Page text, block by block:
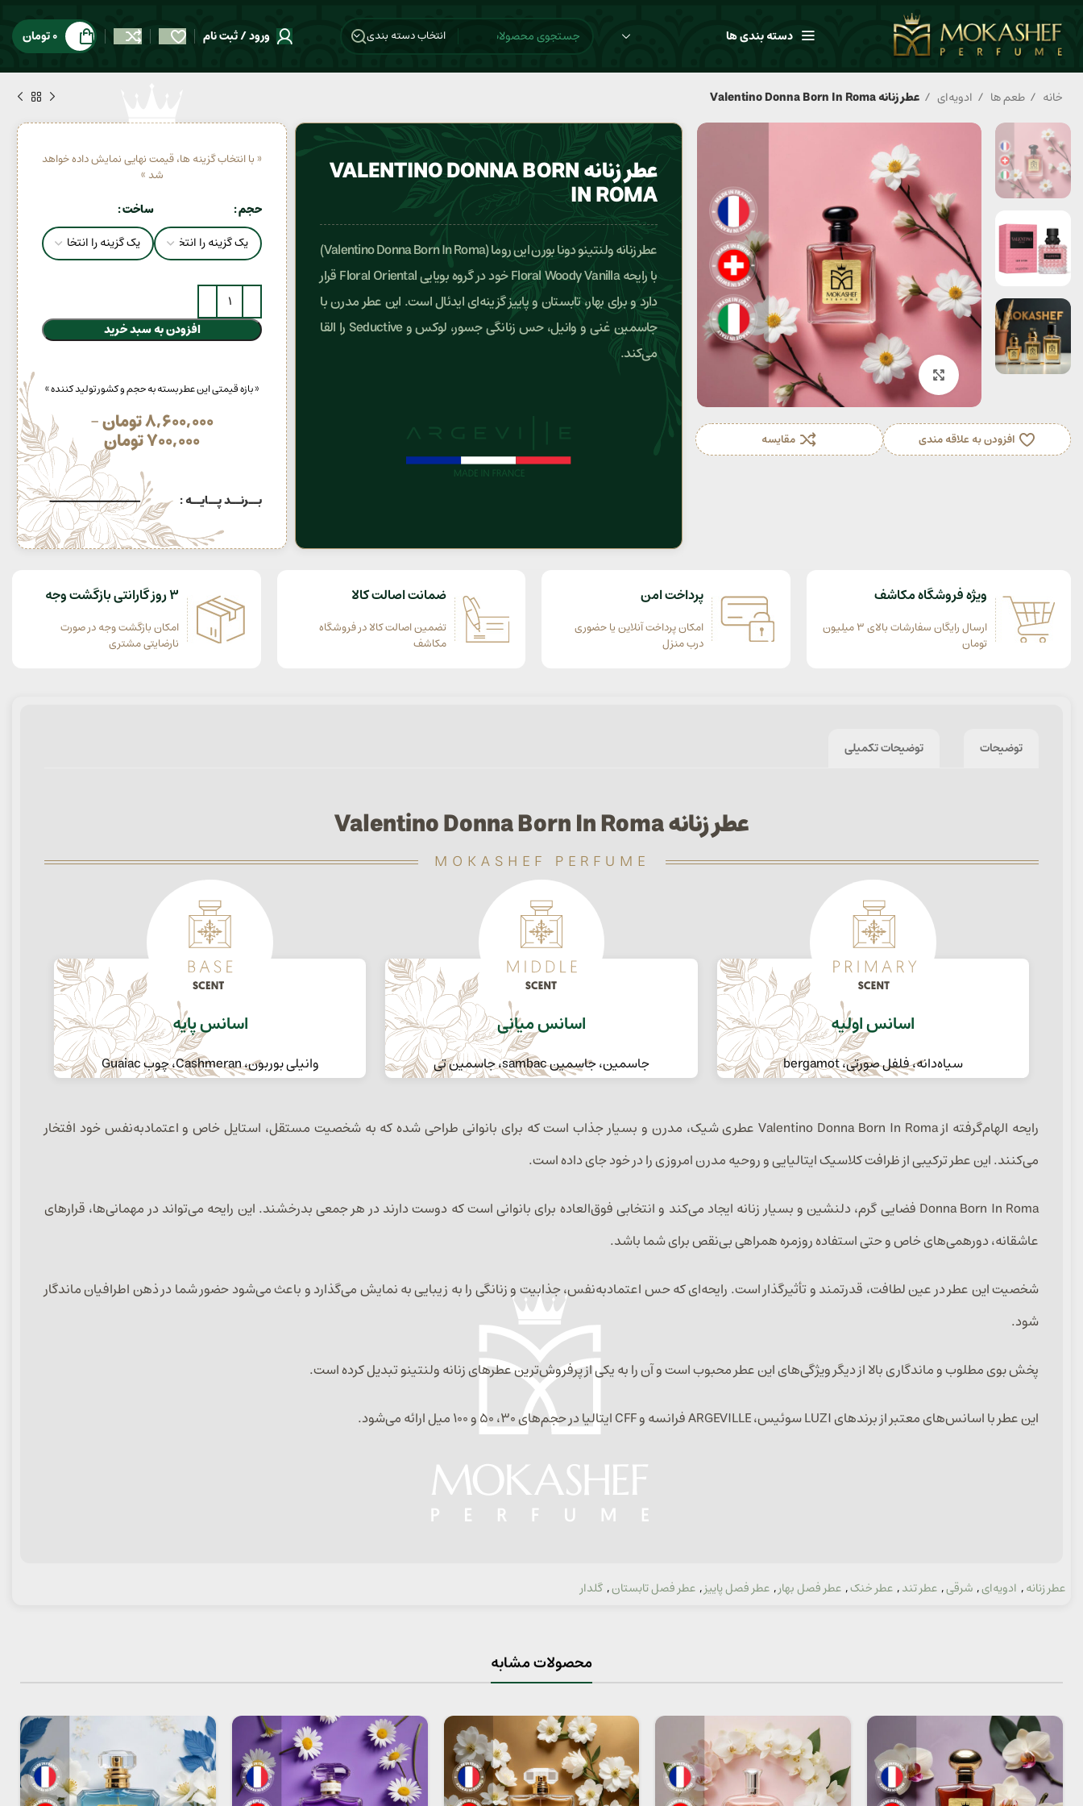
دسته بندی ها انتخاب دسته بندی ورود / ثبت نام 0تومان
خانه طعم ها ادویه‌ای عطر زنانه Valentino Donna Born In Roma
بزرگنمایی تصویر
افزودن به علاقه مندی مقایسه
عطر زنانه VALENTINO DONNA BORN
IN ROMA
عطر زنانه ولنتینو دونا بورن این روما (Valentino Donna Born In Roma)
با رایحه Floral Woody Vanilla خود در گروه بویایی Floral Oriental قرار
دارد و برای بهار، تابستان و پاییز گزینه‌ای ایدئال است. این عطر مدرن با
جاسمین غنی و وانیل، حس زنانگی جسور، لوکس و Seductive را القا
می‌کند.
« با انتخاب گزینه ها، قیمت نهایی نمایش داده خواهد
شد »
حجم ساخت
افزودن به سبد خرید
« بازه قیمتی این عطر بسته به حجم و کشور تولید کننده »
8,600,000تومان–
700,000تومان
بــرنــد پــایــه :
ویژه فروشگاه مکاشف
ارسال رایگان سفارشات بالای 3 میلیون
تومان
پرداخت امن
امکان پرداخت آنلاین یا حضوری
درب منزل
ضمانت اصالت کالا
تضمین اصالت کالا در فروشگاه
مکاشف
3 روز گارانتی بازگشت وجه
امکان بازگشت وجه در صورت
نارضایتی مشتری
توضیحات توضیحات تکمیلی
عطر زنانه Valentino Donna Born In Roma
MOKASHEF PERFUME
اسانس اولیه
سیاه‌دانه، فلفل صورتی، bergamot
اسانس میانی
جاسمین، جاسمین sambac، جاسمین تی
اسانس پایه
وانیلی بوربون، Cashmeran، چوب Guaiac
رایحه الهام‌گرفته از Valentino Donna Born In Roma عطری شیک، مدرن و بسیار جذاب است که برای بانوانی طراحی شده که به شخصیت مستقل، استایل خاص و اعتمادبه‌نفس خود افتخار
می‌کنند. این عطر ترکیبی از ظرافت کلاسیک ایتالیایی و روحیه مدرن امروزی را در خود جای داده است.
Donna Born In Roma فضایی گرم، دلنشین و بسیار زنانه ایجاد می‌کند و انتخابی فوق‌العاده برای بانوانی است که دوست دارند در هر جمعی بدرخشند. این رایحه می‌تواند در مهمانی‌ها، قرارهای
عاشقانه، دورهمی‌های خاص و حتی استفاده روزمره همراهی بی‌نقص برای شما باشد.
شخصیت این عطر در عین لطافت، قدرتمند و تأثیرگذار است. رایحه‌ای که حس اعتمادبه‌نفس، جذابیت و زنانگی را به زیبایی به نمایش می‌گذارد و باعث می‌شود حضور شما در ذهن اطرافیان ماندگار
شود.
پخش بوی مطلوب و ماندگاری بالا از دیگر ویژگی‌های این عطر محبوب است و آن را به یکی از پرفروش‌ترین عطرهای زنانه ولنتینو تبدیل کرده است.
این عطر با اسانس‌های معتبر از برندهای LUZI سوئیس، ARGEVILLE فرانسه و CFF ایتالیا در حجم‌های ۳۰، ۵۰ و ۱۰۰ میل ارائه می‌شود.
عطر زنانه, ادویه‌ای, شرقی, عطر تند, عطر خنک, عطر فصل بهار, عطر فصل پاییز, عطر فصل تابستان, گلدار
محصولات مشابه